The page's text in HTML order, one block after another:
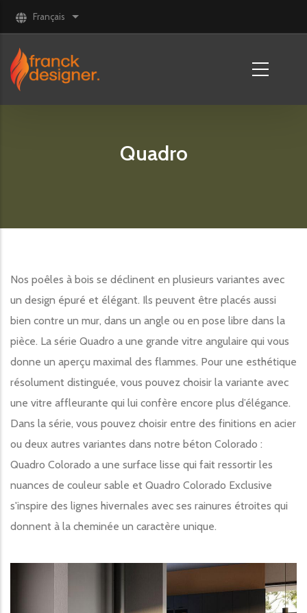
Aller au contenu principal
Français Lister les actions supplémentaires
Quadro
Nos poêles à bois se déclinent en plusieurs variantes avec
un design épuré et élégant. Ils peuvent être placés aussi
bien contre un mur, dans un angle ou en pose libre dans la
pièce. La série Quadro a une grande vitre angulaire qui vous
donne un aperçu maximal des flammes. Pour une esthétique
résolument distinguée, vous pouvez choisir la variante avec
une vitre affleurante qui lui confère encore plus d’élégance.
Dans la série, vous pouvez choisir entre des finitions en acier
ou deux autres variantes dans notre béton Colorado :
Quadro Colorado a une surface lisse qui fait ressortir les
nuances de couleur sable et Quadro Colorado Exclusive
s'inspire des lignes hivernales avec ses rainures étroites qui
donnent à la cheminée un caractère unique.